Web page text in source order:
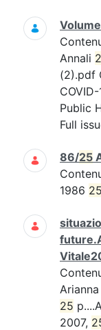
Volume
Annali
(2).pdf
Public
Full
86/25
1986 25
25
2007,